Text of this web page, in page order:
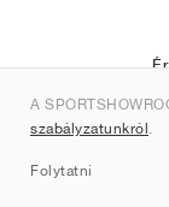
A
szabályzatunkról.
Folytatni